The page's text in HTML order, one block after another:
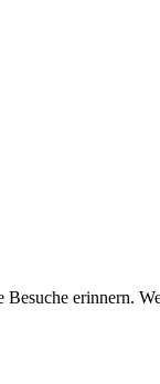
erinnern.